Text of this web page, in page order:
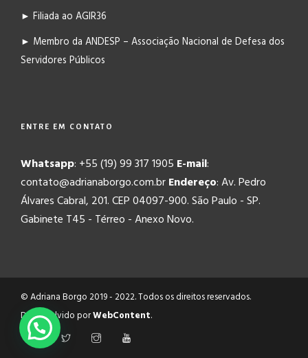
► Filiada ao AGIR36
► Membro da ANDESP – Associação Nacional de Defesa dos
Servidores Públicos
ENTRE EM CONTATO
Whatsapp: +55 (19) 99 317 1905 E-mail:
contato@adrianaborgo.com.brEndereço: Av. Pedro
Álvares Cabral, 201. CEP 04097-900. São Paulo - SP.
Gabinete T45 - Térreo - Anexo Novo.
© Adriana Borgo 2019 - 2022. Todos os direitos reservados.
Desenvolvido porWebContent.